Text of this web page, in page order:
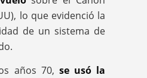
lo que evidenció la
de un sistema de
años 70, se usó la